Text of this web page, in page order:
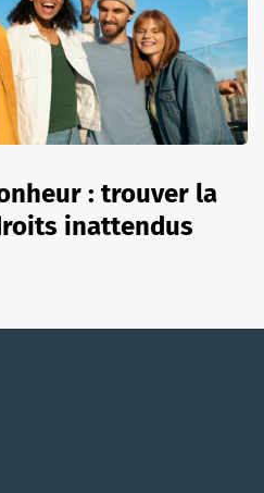
: trouver la
inattendus